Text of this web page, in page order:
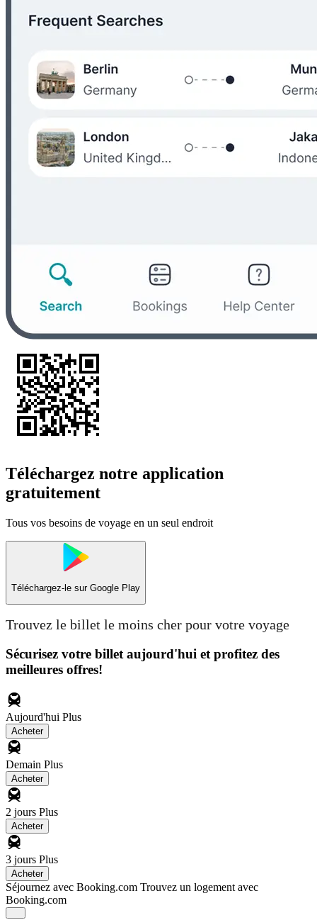
Téléchargez notre application
gratuitement
Tous vos besoins de voyage en un seul endroit
Téléchargez-le sur Google Play
Trouvez le billet le moins cher pour votre voyage
Sécurisez votre billet aujourd'hui et profitez des
meilleures offres!
Aujourd'hui Plus
Acheter
Demain Plus
Acheter
2 jours Plus
Acheter
3 jours Plus
Acheter
Séjournez avec Booking.com Trouvez un logement avec
Booking.com